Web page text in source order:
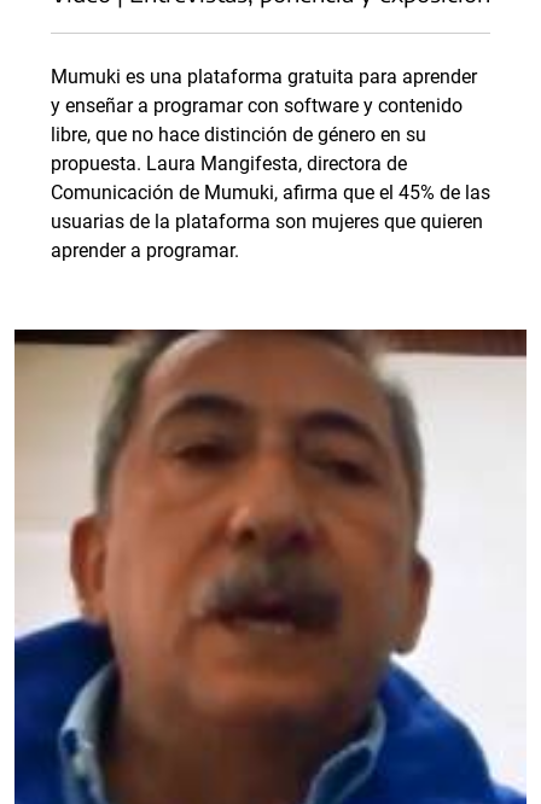
Mumuki es una plataforma gratuita para aprender
y enseñar a programar con software y contenido
libre, que no hace distinción de género en su
propuesta. Laura Mangifesta, directora de
Comunicación de Mumuki, afirma que el 45% de las
usuarias de la plataforma son mujeres que quieren
aprender a programar.